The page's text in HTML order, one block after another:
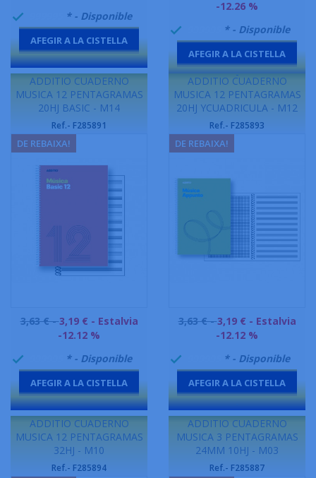
 * - Disponible
AFEGIR A LA CISTELLA
-
-12.26 %
 * - Disponible
AFEGIR A LA CISTELLA
-
ADDITIO CUADERNO
MUSICA 12 PENTAGRAMAS
20HJ BASIC - M14
Ref.- F285891
DE REBAIXA!
Preu
3,63 € -3,19 € - Estalvia
-12.12 %
 * - Disponible
AFEGIR A LA CISTELLA
-
ADDITIO CUADERNO
MUSICA 12 PENTAGRAMAS
20HJ YCUADRICULA - M12
Ref.- F285893
DE REBAIXA!
Preu
3,63 € -3,19 € - Estalvia
-12.12 %
 * - Disponible
AFEGIR A LA CISTELLA
-
ADDITIO CUADERNO
MUSICA 12 PENTAGRAMAS
32HJ - M10
Ref.- F285894
ADDITIO CUADERNO
MUSICA 3 PENTAGRAMAS
24MM 10HJ - M03
Ref.- F285887